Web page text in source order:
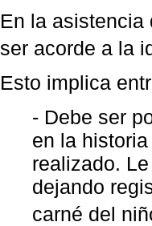
En la asistencia
ser acorde a la
Esto implica
- Debe ser
en la
realizado.
dejando
carné del